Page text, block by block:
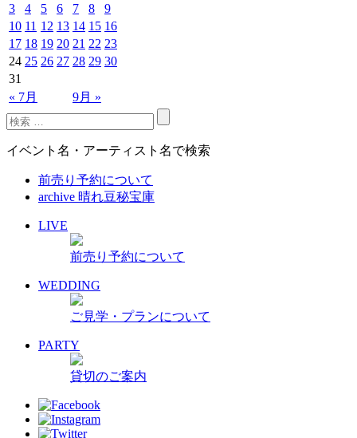
« 7月 9月 »
3
4 5 6 7 8
9
10 11 12 13 14 15 16
17 18 19 20 21 22 23
24 25 26 27 28 29 30
31
イベント名・アーティスト名で検索
前売り予約について
archive 晴れ豆秘宝庫
LIVE
前売り予約について
WEDDING
ご見学・プランについて
PARTY
貸切のご案内